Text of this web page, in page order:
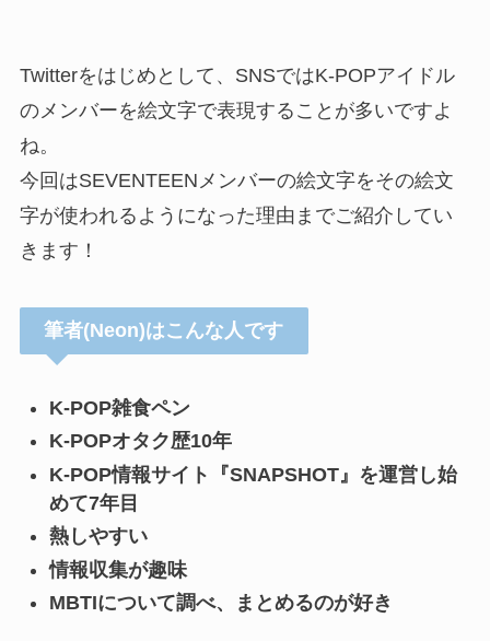
Twitterをはじめとして、SNSではK-POPアイドル
のメンバーを絵文字で表現することが多いですよ
ね。
今回はSEVENTEENメンバーの絵文字をその絵文
字が使われるようになった理由までご紹介してい
きます！
筆者(Neon)はこんな人です
K-POP雑食ペン
K-POPオタク歴10年
K-POP情報サイト『SNAPSHOT』を運営し始
めて7年目
熱しやすい
情報収集が趣味
MBTIについて調べ、まとめるのが好き